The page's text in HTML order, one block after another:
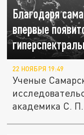
Благодаря
впервые
22 НОЯБРЯ 19:49
Ученые
академика С.